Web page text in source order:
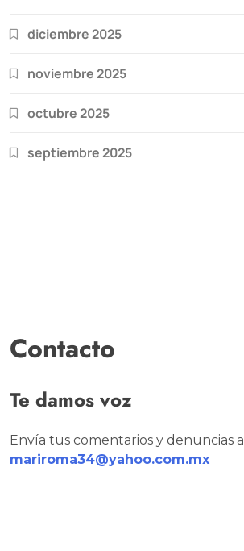
diciembre 2025
noviembre 2025
octubre 2025
septiembre 2025
Contacto
Te damos voz
Envía tus comentarios y denuncias a
mariroma34@yahoo.com.mx